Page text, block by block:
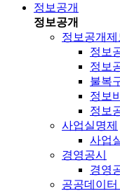
정보공개
정보공개
정보공개제
정보
정보
불복
정보
정보
사업실명제
사업
경영공시
경영
공공데이